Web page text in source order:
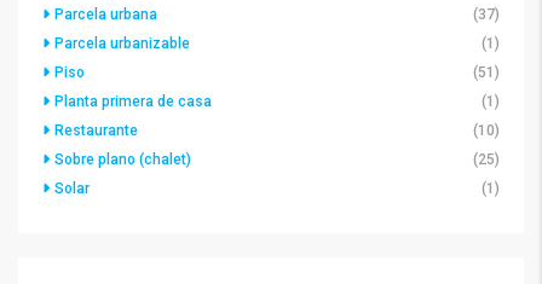
Parcela urbana
(37)
Parcela urbanizable
(1)
Piso
(51)
Planta primera de casa
(1)
Restaurante
(10)
Sobre plano (chalet)
(25)
Solar
(1)